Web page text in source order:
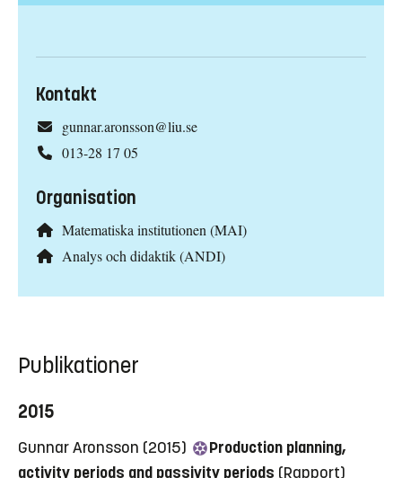
Kontakt
gunnar.aronsson@liu.se
013-28 17 05
Organisation
Matematiska institutionen (MAI)
Analys och didaktik (ANDI)
Publikationer
2015
Gunnar Aronsson (2015)
Production planning,
activity periods and passivity periods (Rapport)